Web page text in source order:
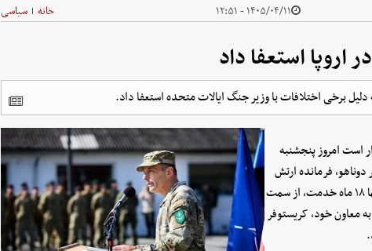
۱۴۰۵/۰۴/۱۱ - ۱۲:۵۱ خانه | سیاسی
اروپا استعفا داد
دلیل برخی اختلافات با وزیر جنگ ایالات متحده استعفا داد.
است امروز پنجشنبه
دوناهو، فرمانده ارتش
ایالات متحده در اروپا و آفریقا، پس از تنها ۱۸ ماه خدمت، از سمت
معاون خود، کریستوفر